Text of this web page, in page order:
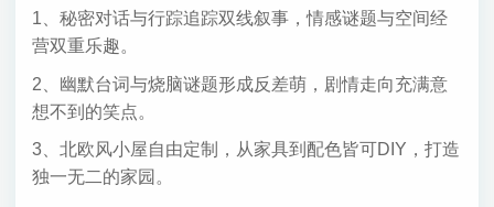
1、秘密对话与行踪追踪双线叙事，情感谜题与空间经
营双重乐趣。
2、幽默台词与烧脑谜题形成反差萌，剧情走向充满意
想不到的笑点。
3、北欧风小屋自由定制，从家具到配色皆可DIY，打造
独一无二的家园。